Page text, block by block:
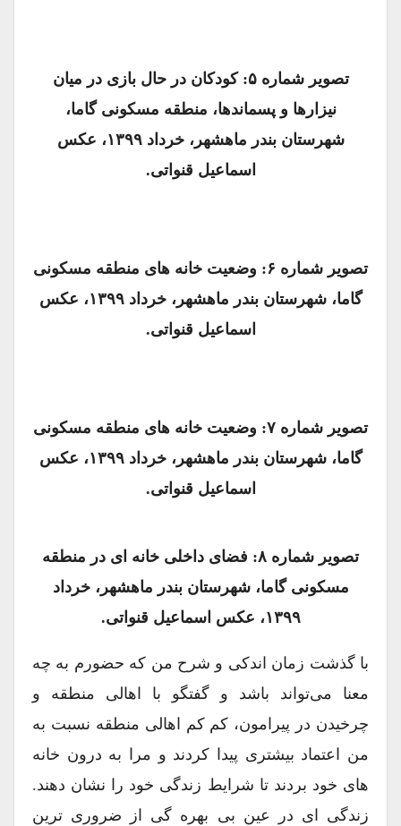
تصویر شماره ۵: کودکان در حال بازی در میان
نیزارها و پسماندها، منطقه مسکونی گاما،
شهرستان بندر ماهشهر، خرداد ۱۳۹۹، عکس
اسماعیل قنواتی.
تصویر شماره ۶: وضعیت خانه های منطقه مسکونی
گاما، شهرستان بندر ماهشهر، خرداد ۱۳۹۹، عکس
اسماعیل قنواتی.
تصویر شماره ۷: وضعیت خانه های منطقه مسکونی
گاما، شهرستان بندر ماهشهر، خرداد ۱۳۹۹، عکس
اسماعیل قنواتی.
تصویر شماره ۸: فضای داخلی خانه ای در منطقه
مسکونی گاما، شهرستان بندر ماهشهر، خرداد
۱۳۹۹، عکس اسماعیل قنواتی.
با گذشت زمان اندکی و شرح من که حضورم به چه
معنا می‌تواند باشد و گفتگو با اهالی منطقه و
چرخیدن در پیرامون، کم کم اهالی منطقه نسبت به
من اعتماد بیشتری پیدا کردند و مرا به درون خانه
های خود بردند تا شرایط زندگی خود را نشان دهند.
زندگی ای در عین بی بهره گی از ضروری ترین